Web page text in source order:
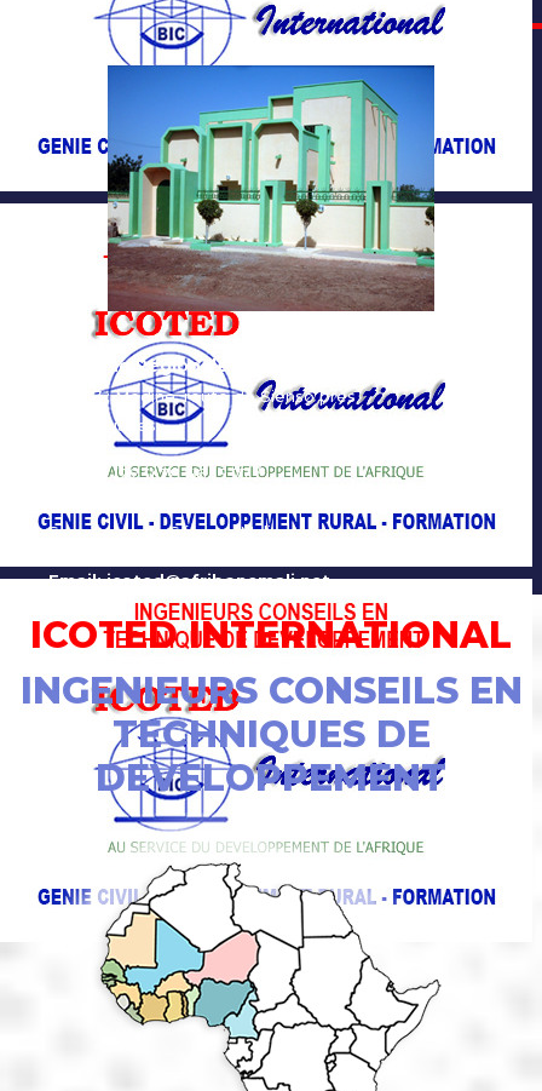
Antenne Régionale de San
BP : 17 ; Médine, route de Sienso près
des Douanes
Tél : 00 (223) 78 46 15 77 /
San, cercle de Ségou - Mali
Email: icoted@afribonemali.net
ICOTED INTERNATIONAL
INGENIEURS CONSEILS EN
TECHNIQUES DE
DEVELOPPEMENT